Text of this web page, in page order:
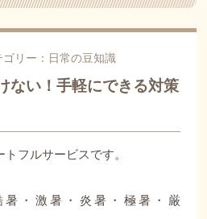
ゴリー： 日常の豆知識
ない！手軽にできる対策
フルサービスです。
・激暑・炎暑・極暑・厳